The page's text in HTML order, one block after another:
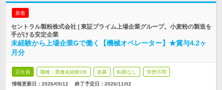
新着
セントラル製粉株式会社 | 東証プライム上場企業グループ。小麦粉の製造を
手がける安定企業
未経験から上場企業Gで働く【機械オペレーター】★賞与4.2ヶ
月分
正社員 職種・業種未経験OK 急募 転勤なし 学歴不問
情報更新日：2026/05/12 終了予定日： 2026/11/02